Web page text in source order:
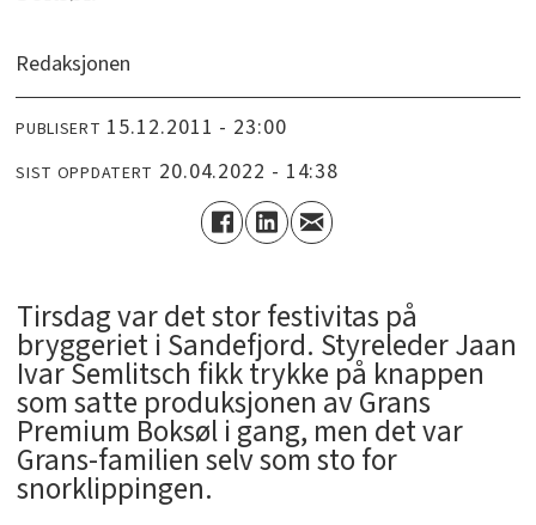
Redaksjonen
PUBLISERT 15.12.2011 - 23:00
SIST OPPDATERT 20.04.2022 - 14:38
Tirsdag var det stor festivitas på
bryggeriet i Sandefjord. Styreleder Jaan
Ivar Semlitsch fikk trykke på knappen
som satte produksjonen av Grans
Premium Boksøl i gang, men det var
Grans-familien selv som sto for
snorklippingen.